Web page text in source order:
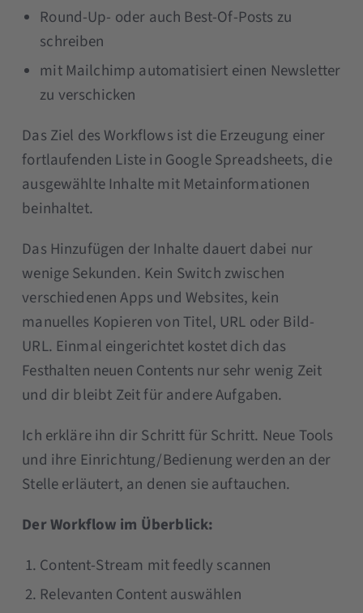
Round-Up- oder auch Best-Of-Posts zu
schreiben
mit Mailchimp automatisiert einen Newsletter
zu verschicken
Das Ziel des Workflows ist die Erzeugung einer
fortlaufenden Liste in Google Spreadsheets, die
ausgewählte Inhalte mit Metainformationen
beinhaltet.
Das Hinzufügen der Inhalte dauert dabei nur
wenige Sekunden. Kein Switch zwischen
verschiedenen Apps und Websites, kein
manuelles Kopieren von Titel, URL oder Bild-
URL. Einmal eingerichtet kostet dich das
Festhalten neuen Contents nur sehr wenig Zeit
und dir bleibt Zeit für andere Aufgaben.
Ich erkläre ihn dir Schritt für Schritt. Neue Tools
und ihre Einrichtung/Bedienung werden an der
Stelle erläutert, an denen sie auftauchen.
Der Workflow im Überblick:
Content-Stream mit feedly scannen
Relevanten Content auswählen